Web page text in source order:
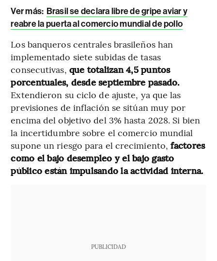
Ver más: Brasil se declara libre de gripe aviar y
reabre la puerta al comercio mundial de pollo
Los banqueros centrales brasileños han
implementado siete subidas de tasas
consecutivas, que totalizan 4,5 puntos
porcentuales, desde septiembre pasado.
Extendieron su ciclo de ajuste, ya que las
previsiones de inflación se sitúan muy por
encima del objetivo del 3% hasta 2028. Si bien
la incertidumbre sobre el comercio mundial
supone un riesgo para el crecimiento, factores
como el bajo desempleo y el bajo gasto
público están impulsando la actividad interna.
PUBLICIDAD